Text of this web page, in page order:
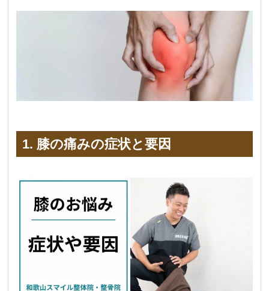
1. 膝の痛みの症状と要因